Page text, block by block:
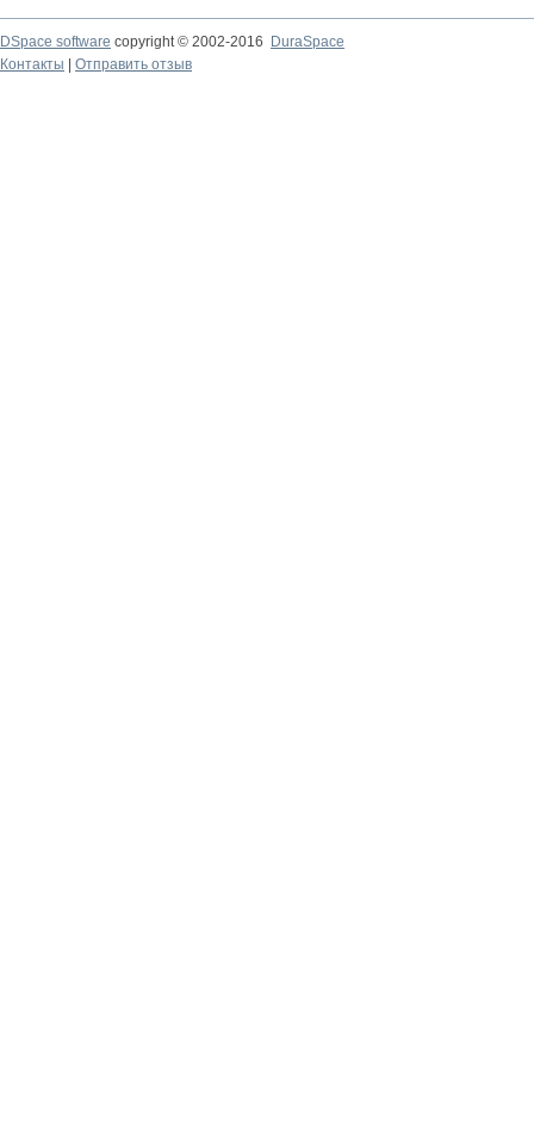
DSpace software copyright © 2002-2016
DuraSpace
Контакты
Отправить отзыв